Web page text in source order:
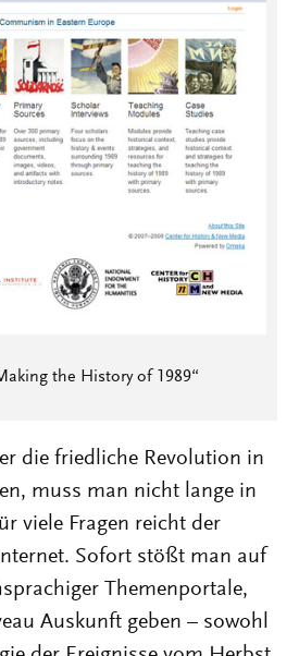
the History of 1989“
die friedliche Revolution in
muss man nicht lange in
viele Fragen reicht der
Sofort stößt man auf
Themenportale,
Auskunft geben – sowohl